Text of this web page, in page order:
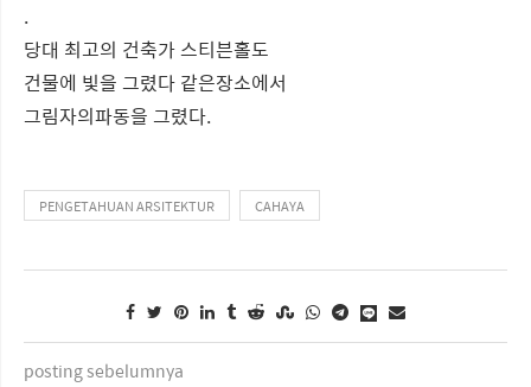
.
당대 최고의 건축가 스티븐홀도
건물에 빛을 그렸다 같은장소에서
그림자의파동을 그렸다.
PENGETAHUAN ARSITEKTUR CAHAYA
posting sebelumnya